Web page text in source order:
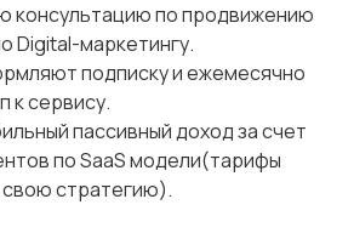
консультацию по продвижению
Digital-маркетингу.
подписку и ежемесячно
к сервису.
пассивный доход за счет
по SaaS модели(тарифы
стратегию).